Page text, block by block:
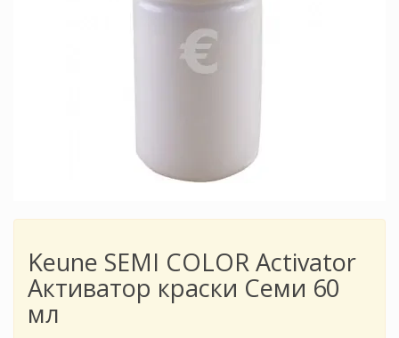
Keune SEMI COLOR Activator
Активатор краски Семи 60
мл